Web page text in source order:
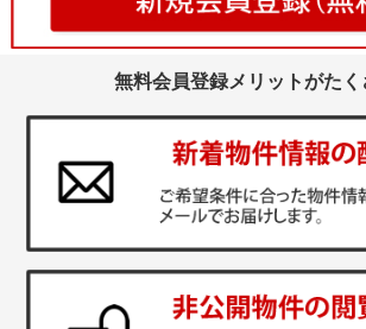
無料会員登録メリットがたく